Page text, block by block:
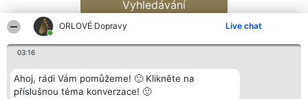
ORLOVÉ Dopravy Live chat
03:16
Ahoj, rádi Vám pomůžeme! 🙂 Klikněte na
příslušnou téma konverzace! 🙂
Vyhledávání